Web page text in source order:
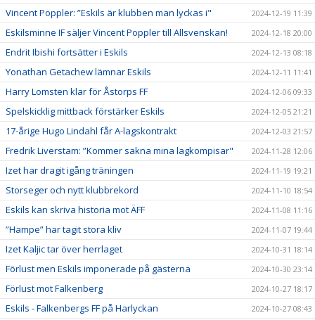
Vincent Poppler: ”Eskils är klubben man lyckas i" 2024-12-19 11:39
Eskilsminne IF säljer Vincent Poppler till Allsvenskan! 2024-12-18 20:00
Endrit Ibishi fortsätter i Eskils 2024-12-13 08:18
Yonathan Getachew lämnar Eskils 2024-12-11 11:41
Harry Lomsten klar för Åstorps FF 2024-12-06 09:33
Spelskicklig mittback förstärker Eskils 2024-12-05 21:21
17-årige Hugo Lindahl får A-lagskontrakt 2024-12-03 21:57
Fredrik Liverstam: ”Kommer sakna mina lagkompisar" 2024-11-28 12:06
Izet har dragit igång träningen 2024-11-19 19:21
Storseger och nytt klubbrekord 2024-11-10 18:54
Eskils kan skriva historia mot ÄFF 2024-11-08 11:16
”Hampe” har tagit stora kliv 2024-11-07 19:44
Izet Kaljic tar över herrlaget 2024-10-31 18:14
Förlust men Eskils imponerade på gästerna 2024-10-30 23:14
Förlust mot Falkenberg 2024-10-27 18:17
Eskils - Falkenbergs FF på Harlyckan 2024-10-27 08:43